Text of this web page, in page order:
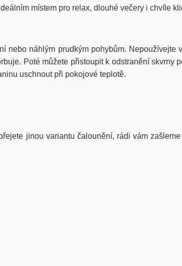
místem pro relax, dlouhé večery i chvíle
nebo náhlým prudkým pohybům.
Poté můžete přistoupit k odstranění skvrny
uschnout při pokojové teplotě.
jinou variantu čalounění, rádi vám